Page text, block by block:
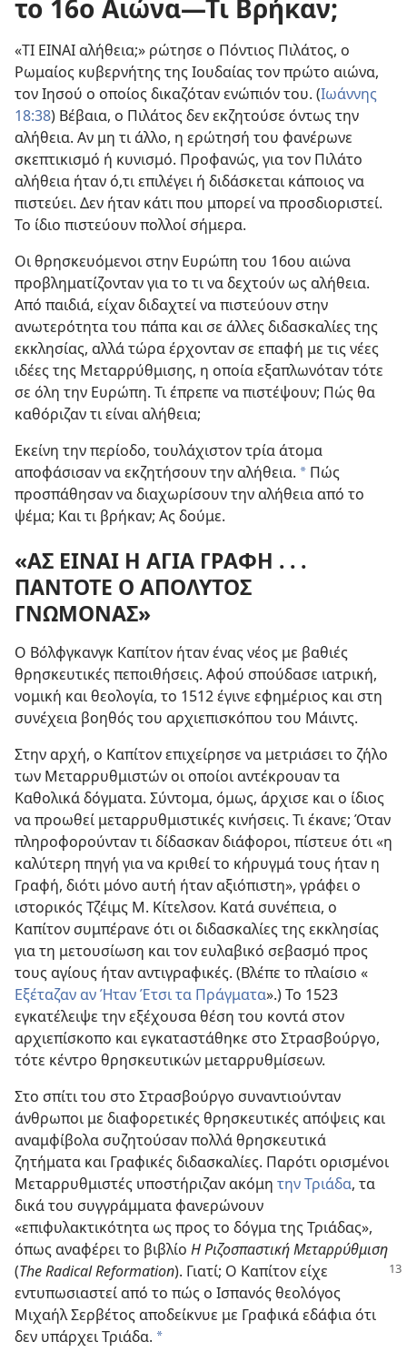
το 16ο Αιώνα—Τι Βρήκαν;
«ΤΙ ΕΙΝΑΙ αλήθεια;» ρώτησε ο Πόντιος Πιλάτος, ο
Ρωμαίος κυβερνήτης της Ιουδαίας τον πρώτο αιώνα,
τον Ιησού ο οποίος δικαζόταν ενώπιόν του. (Ιωάννης
18:38) Βέβαια, ο Πιλάτος δεν εκζητούσε όντως την
αλήθεια. Αν μη τι άλλο, η ερώτησή του φανέρωνε
σκεπτικισμό ή κυνισμό. Προφανώς, για τον Πιλάτο
αλήθεια ήταν ό,τι επιλέγει ή διδάσκεται κάποιος να
πιστεύει. Δεν ήταν κάτι που μπορεί να προσδιοριστεί.
Το ίδιο πιστεύουν πολλοί σήμερα.
Οι θρησκευόμενοι στην Ευρώπη του 16ου αιώνα
προβληματίζονταν για το τι να δεχτούν ως αλήθεια.
Από παιδιά, είχαν διδαχτεί να πιστεύουν στην
ανωτερότητα του πάπα και σε άλλες διδασκαλίες της
εκκλησίας, αλλά τώρα έρχονταν σε επαφή με τις νέες
ιδέες της Μεταρρύθμισης, η οποία εξαπλωνόταν τότε
σε όλη την Ευρώπη. Τι έπρεπε να πιστέψουν; Πώς θα
καθόριζαν τι είναι αλήθεια;
Εκείνη την περίοδο, τουλάχιστον τρία άτομα
αποφάσισαν να εκζητήσουν την αλήθεια. * Πώς
προσπάθησαν να διαχωρίσουν την αλήθεια από το
ψέμα; Και τι βρήκαν; Ας δούμε.
«ΑΣ ΕΙΝΑΙ Η ΑΓΙΑ ΓΡΑΦΗ . . .
ΠΑΝΤΟΤΕ Ο ΑΠΟΛΥΤΟΣ
ΓΝΩΜΟΝΑΣ»
Ο Βόλφγκανγκ Καπίτον ήταν ένας νέος με βαθιές
θρησκευτικές πεποιθήσεις. Αφού σπούδασε ιατρική,
νομική και θεολογία, το 1512 έγινε εφημέριος και στη
συνέχεια βοηθός του αρχιεπισκόπου του Μάιντς.
Στην αρχή, ο Καπίτον επιχείρησε να μετριάσει το ζήλο
των Μεταρρυθμιστών οι οποίοι αντέκρουαν τα
Καθολικά δόγματα. Σύντομα, όμως, άρχισε και ο ίδιος
να προωθεί μεταρρυθμιστικές κινήσεις. Τι έκανε; Όταν
πληροφορούνταν τι δίδασκαν διάφοροι, πίστευε ότι «η
καλύτερη πηγή για να κριθεί το κήρυγμά τους ήταν η
Γραφή, διότι μόνο αυτή ήταν αξιόπιστη», γράφει ο
ιστορικός Τζέιμς Μ. Κίτελσον. Κατά συνέπεια, ο
Καπίτον συμπέρανε ότι οι διδασκαλίες της εκκλησίας
για τη μετουσίωση και τον ευλαβικό σεβασμό προς
τους αγίους ήταν αντιγραφικές. (Βλέπε το πλαίσιο «
Εξέταζαν αν Ήταν Έτσι τα Πράγματα».) Το 1523
εγκατέλειψε την εξέχουσα θέση του κοντά στον
αρχιεπίσκοπο και εγκαταστάθηκε στο Στρασβούργο,
τότε κέντρο θρησκευτικών μεταρρυθμίσεων.
Στο σπίτι του στο Στρασβούργο συναντιούνταν
άνθρωποι με διαφορετικές θρησκευτικές απόψεις και
αναμφίβολα συζητούσαν πολλά θρησκευτικά
ζητήματα και Γραφικές διδασκαλίες. Παρότι ορισμένοι
Μεταρρυθμιστές υποστήριζαν ακόμη την Τριάδα, τα
δικά του συγγράμματα φανερώνουν
«επιφυλακτικότητα ως προς το δόγμα της Τριάδας»,
όπως αναφέρει το βιβλίο Η Ριζοσπαστική Μεταρρύθμιση
(The Radical Reformation). Γιατί; Ο Καπίτον είχε
εντυπωσιαστεί από το πώς ο Ισπανός θεολόγος
Μιχαήλ Σερβέτος αποδείκνυε με Γραφικά εδάφια ότι
δεν υπάρχει Τριάδα. *